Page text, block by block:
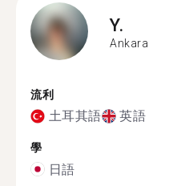
Y.
Ankara
流利
土耳其語 英語
學
日語